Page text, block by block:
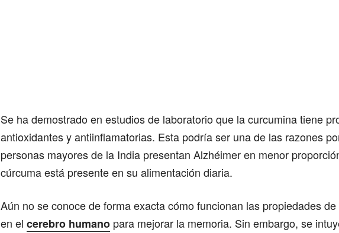
Se ha demostrado en estudios de laboratorio que la curcumina tiene
antioxidantes y antiinflamatorias. Esta podría ser una de las razones
personas mayores de la India presentan Alzhéimer en menor
cúrcuma está presente en su alimentación diaria.
Aún no se conoce de forma exacta cómo funcionan las propiedades
en el cerebro humano para mejorar la memoria. Sin embargo, se